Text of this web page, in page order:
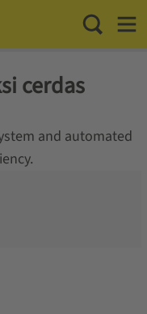
Toggle
cerdas
and automated